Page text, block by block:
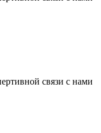
связи с нами